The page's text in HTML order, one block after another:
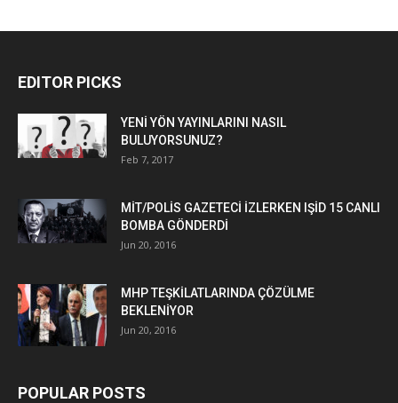
EDITOR PICKS
YENİ YÖN YAYINLARINI NASIL
BULUYORSUNUZ?
Feb 7, 2017
MİT/POLİS GAZETECİ İZLERKEN IŞİD 15 CANLI
BOMBA GÖNDERDİ
Jun 20, 2016
MHP TEŞKİLATLARINDA ÇÖZÜLME
BEKLENİYOR
Jun 20, 2016
POPULAR POSTS